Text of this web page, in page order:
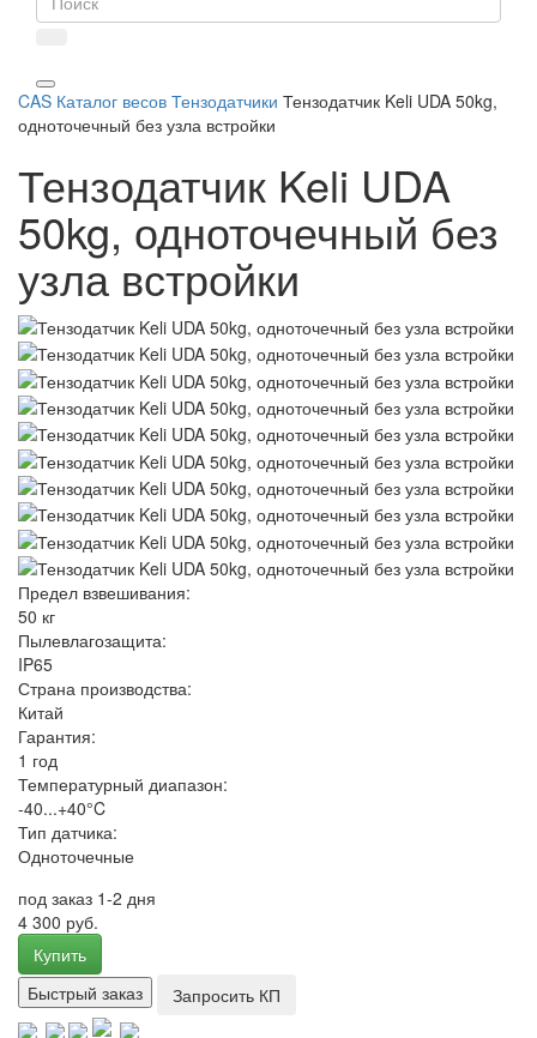
CAS Каталог весов Тензодатчики Тензодатчик Keli UDA 50kg,
одноточечный без узла встройки
Тензодатчик Keli UDA
50kg, одноточечный без
узла встройки
Предел взвешивания:
50 кг
Пылевлагозащита:
IP65
Страна производства:
Китай
Гарантия:
1 год
Температурный диапазон:
-40...+40°C
Тип датчика:
Одноточечные
под заказ 1-2 дня
4 300 руб.
Купить
Быстрый заказ
Запросить КП